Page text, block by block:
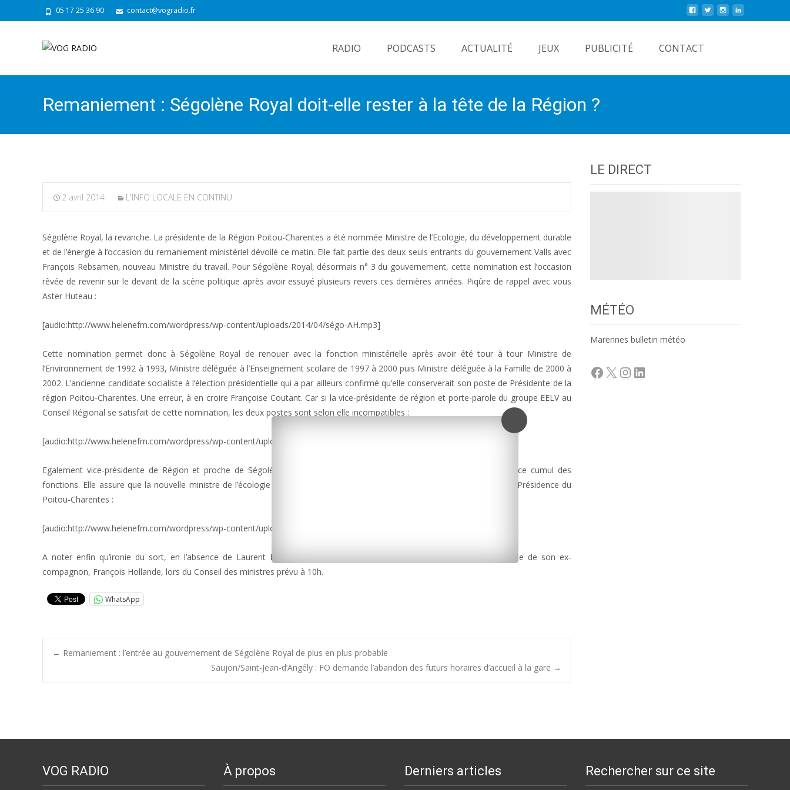
05 17 25 36 90 contact@vogradio.fr
RADIO PODCASTS ACTUALITÉ JEUX PUBLICITÉ CONTACT
Remaniement : Ségolène Royal doit-elle rester à la tête de la Région ?
2 avril 2014 L'INFO LOCALE EN CONTINU
Ségolène Royal, la revanche. La présidente de la Région Poitou-Charentes a été nommée Ministre de l’Ecologie, du développement durable
et de l’énergie à l’occasion du remaniement ministériel dévoilé ce matin. Elle fait partie des deux seuls entrants du gouvernement Valls avec
François Rebsamen, nouveau Ministre du travail. Pour Ségolène Royal, désormais n° 3 du gouvernement, cette nomination est l’occasion
rêvée de revenir sur le devant de la scène politique après avoir essuyé plusieurs revers ces dernières années. Piqûre de rappel avec vous
Aster Huteau :
[audio:http://www.helenefm.com/wordpress/wp-content/uploads/2014/04/ségo-AH.mp3]
Cette nomination permet donc à Ségolène Royal de renouer avec la fonction ministérielle après avoir été tour à tour Ministre de
l’Environnement de 1992 à 1993, Ministre déléguée à l’Enseignement scolaire de 1997 à 2000 puis Ministre déléguée à la Famille de 2000 à
2002. L’ancienne candidate socialiste à l’élection présidentielle qui a par ailleurs confirmé qu’elle conserverait son poste de Présidente de la
région Poitou-Charentes. Une erreur, à en croire Françoise Coutant. Car si la vice-présidente de région et porte-parole du groupe EELV au
Conseil Régional se satisfait de cette nomination, les deux postes sont selon elle incompatibles :
[audio:http://www.helenefm.com/wordpress/wp-content/uploads/2014/04/Coutant-2.mp3]
Egalement vice-présidente de Région et proche de Ségolène Royal, Françoise Mesnard ne voit elle aucun problème à ce cumul des
fonctions. Elle assure que la nouvelle ministre de l’écologie n’a jamais fait de mystère quant à sa volonté de conserver la Présidence du
Poitou-Charentes :
[audio:http://www.helenefm.com/wordpress/wp-content/uploads/2014/04/Mesnard-2.mp3]
A noter enfin qu’ironie du sort, en l’absence de Laurent Fabius, Ségolène Royal se retrouvera vendredi juste à la droite de son ex-
compagnon, François Hollande, lors du Conseil des ministres prévu à 10h.
WhatsApp
Post
← Remaniement : l’entrée au gouvernement de Ségolène Royal de plus en plus probable
Saujon/Saint-Jean-d’Angély : FO demande l’abandon des futurs horaires d’accueil à la gare →
LE DIRECT
MÉTÉO
Marennes bulletin météo
Facebook
X Instagram
LinkedIn
VOG RADIO À propos Derniers articles Rechercher sur ce site